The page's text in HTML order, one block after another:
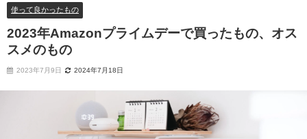
使って良かったもの
2023年Amazonプライムデーで買ったもの、オス
スメのもの
2023年7月9日 2024年7月18日